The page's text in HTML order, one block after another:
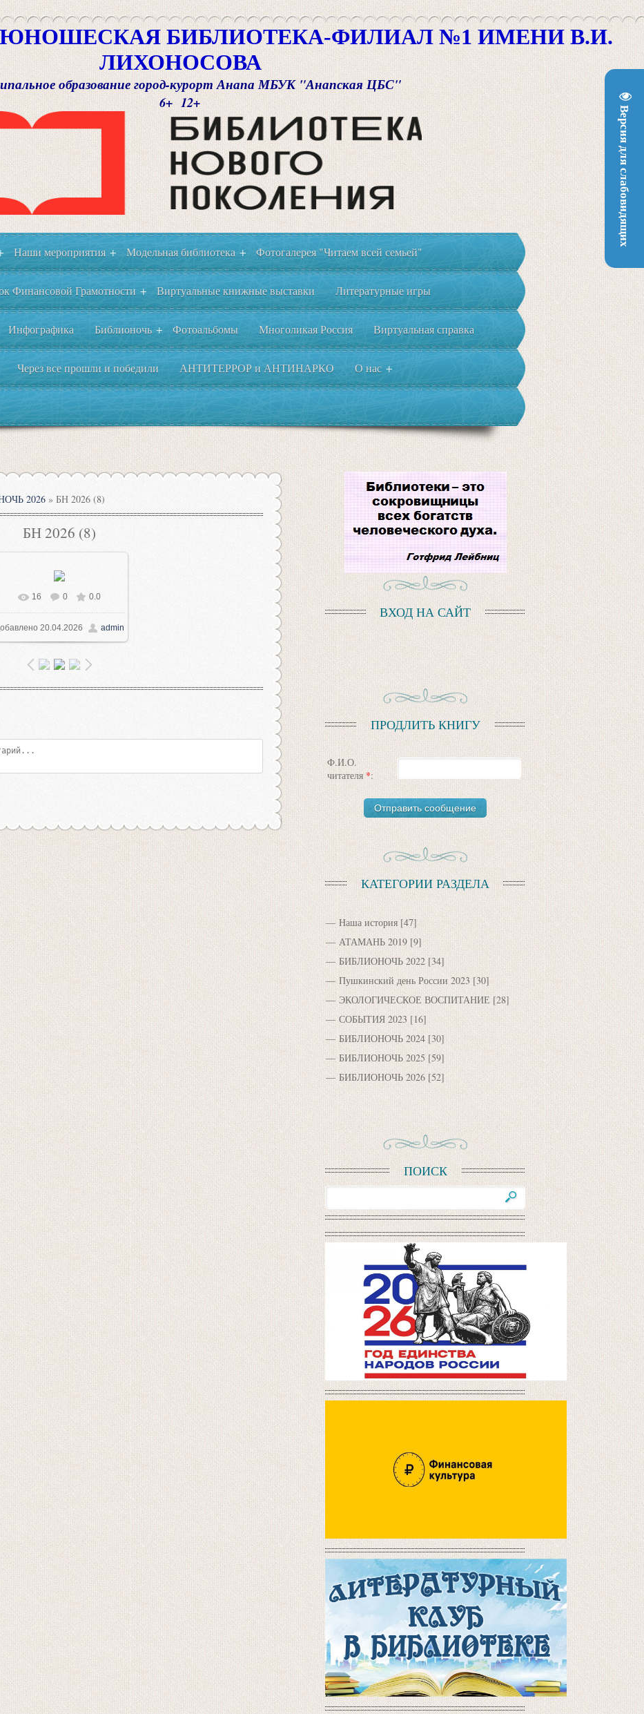
Версия для слабовидящих
БИБЛИОТЕКА-ФИЛИАЛ №1 ИМЕНИ В.И.
ЛИХОНОСОВА
образование город-курорт Анапа МБУК "Анапская ЦБС"
6+ 12+
Наши мероприятия + Модельная библиотека + Фотогалерея "Читаем всей семьей"
Финансовой Грамотности + Виртуальные книжные выставки Литературные игры
Инфографика Библионочь + Фотоальбомы Многоликая Россия Виртуальная справка
Через все прошли и победили АНТИТЕРРОР и АНТИНАРКО О нас +
2026 » БН 2026 (8)
БН 2026 (8)
В реальном размере
1280x960/ 127.7Kb
16 0 0.0
20.04.2026 admin
ВХОД НА САЙТ
ПРОДЛИТЬ КНИГУ
Ф.И.О.
читателя *:
КАТЕГОРИИ РАЗДЕЛА
Наша история [47]
АТАМАНЬ 2019 [9]
БИБЛИОНОЧЬ 2022 [34]
Пушкинский день России 2023 [30]
ЭКОЛОГИЧЕСКОЕ ВОСПИТАНИЕ [28]
СОБЫТИЯ 2023 [16]
БИБЛИОНОЧЬ 2024 [30]
БИБЛИОНОЧЬ 2025 [59]
БИБЛИОНОЧЬ 2026 [52]
ПОИСК